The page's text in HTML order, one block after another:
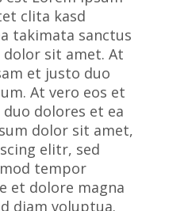
clita kasd
takimata sanctus
sit amet. At
et justo duo
At vero eos et
dolores et ea
dolor sit amet,
elitr, sed
tempor
et dolore magna
diam voluptua.